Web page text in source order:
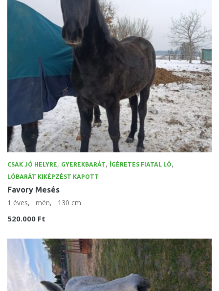
CSAK JÓ HELYRE, GYEREKBARÁT, ÍGÉRETES FIATAL LÓ,
LÓBARÁT KIKÉPZÉST KAPOTT
Favory Mesés
1 éves, mén, 130 cm
520.000 Ft